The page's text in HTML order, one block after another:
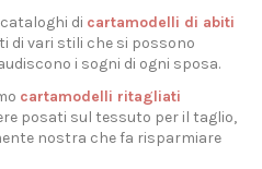
di cartamodelli di abiti
di vari stili che si possono
i sogni di ogni sposa.
cartamodelli ritagliati
posati sul tessuto per il taglio,
nostra che fa risparmiare